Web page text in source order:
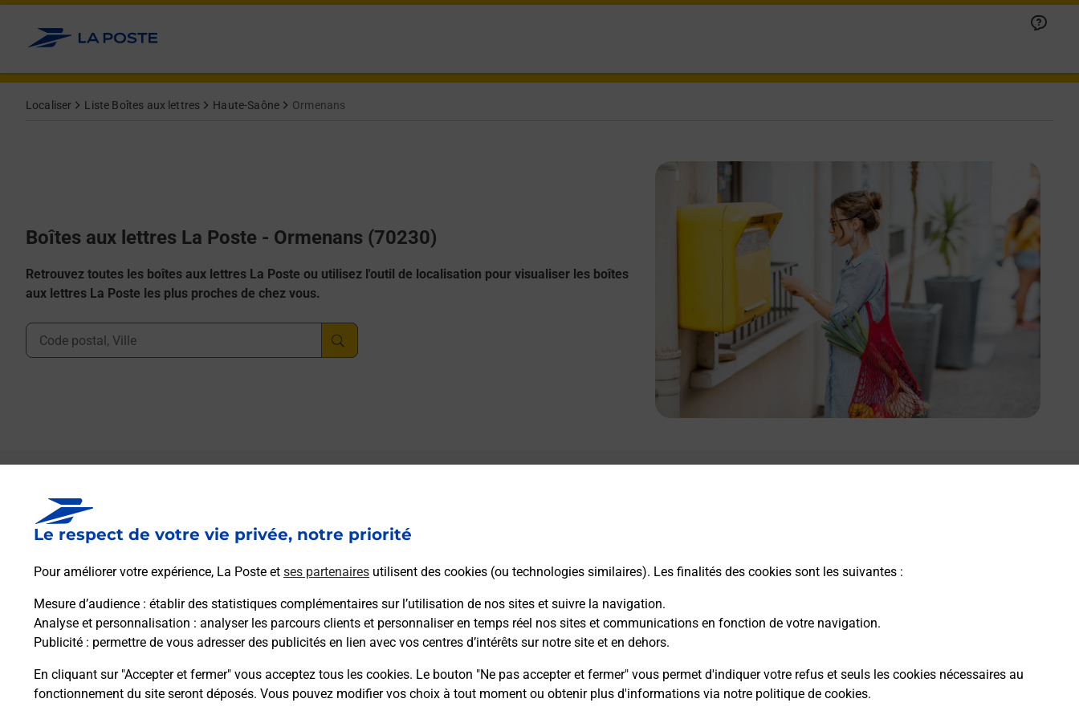
Le respect de votre vie privée, notre priorité
Pour améliorer votre expérience, La Poste et ses partenaires utilisent des cookies (ou technologies similaires). Les finalités des cookies sont les suivantes :
Mesure d’audience : établir des statistiques complémentaires sur l’utilisation de nos sites et suivre la navigation.
Analyse et personnalisation : analyser les parcours clients et personnaliser en temps réel nos sites et communications en fonction de votre navigation.
Publicité : permettre de vous adresser des publicités en lien avec vos centres d’intérêts sur notre site et en dehors.
En cliquant sur "Accepter et fermer" vous acceptez tous les cookies. Le bouton "Ne pas accepter et fermer" vous permet d'indiquer votre refus et seuls les cookies nécessaires au
fonctionnement du site seront déposés. Vous pouvez modifier vos choix à tout moment ou obtenir plus d'informations via notre politique de cookies.
Allez au contenu
Localiser Liste Boîtes aux lettres Haute-Saône Ormenans
Boîtes aux lettres La Poste - Ormenans (70230)
Retrouvez toutes les boîtes aux lettres La Poste ou utilisez l'outil de localisation pour visualiser les boîtes
aux lettres La Poste les plus proches de chez vous.
Ville, Département, Code Postal
Boîte aux lettres La Poste
Collecte du courrier aujourd'hui à 08h00
Rue De La Fontaine
Itinéraire